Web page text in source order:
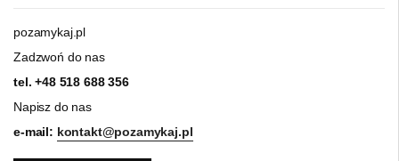
pozamykaj.pl
Zadzwoń do nas
tel.+48 518 688 356
Napisz do nas
e-mail: kontakt@pozamykaj.pl